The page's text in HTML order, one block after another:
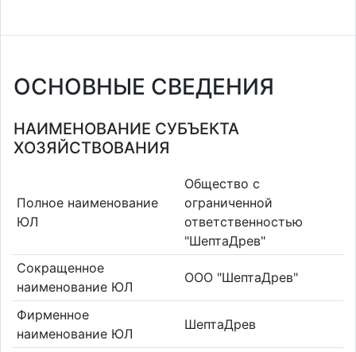
ОСНОВНЫЕ СВЕДЕНИЯ
НАИМЕНОВАНИЕ СУБЪЕКТА
ХОЗЯЙСТВОВАНИЯ
Полное наименование
ЮЛ
Общество с
ограниченной
ответственностью
"ШептаДрев"
Сокращенное
наименование ЮЛ
ООО "ШептаДрев"
Фирменное
наименование ЮЛ
ШептаДрев